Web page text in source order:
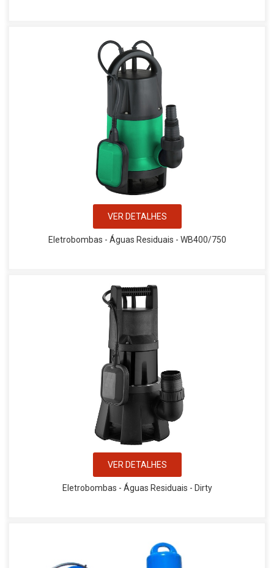
VER DETALHES
Eletrobombas - Águas Residuais - WB400/750
VER DETALHES
Eletrobombas - Águas Residuais - Dirty